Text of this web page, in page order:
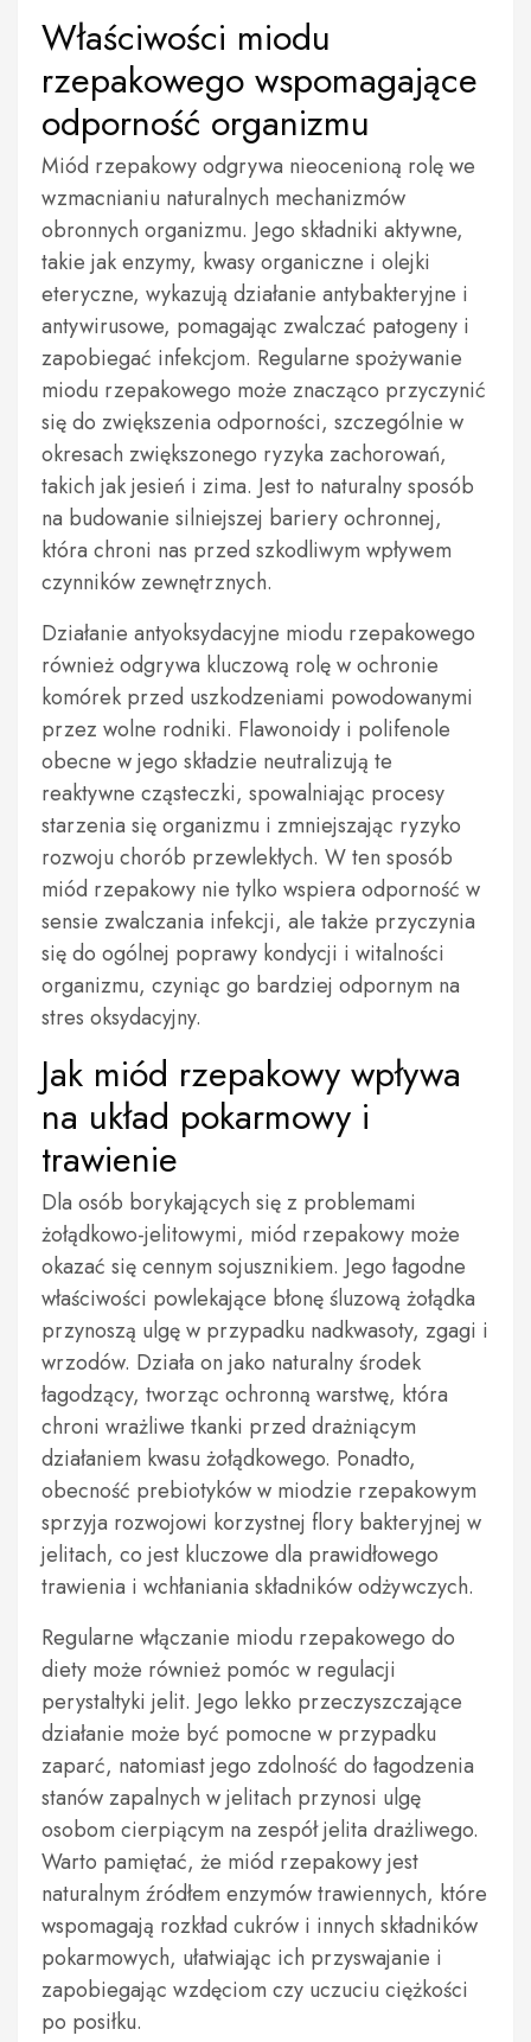
Właściwości miodu
rzepakowego wspomagające
odporność organizmu
Miód rzepakowy odgrywa nieocenioną rolę we
wzmacnianiu naturalnych mechanizmów
obronnych organizmu. Jego składniki aktywne,
takie jak enzymy, kwasy organiczne i olejki
eteryczne, wykazują działanie antybakteryjne i
antywirusowe, pomagając zwalczać patogeny i
zapobiegać infekcjom. Regularne spożywanie
miodu rzepakowego może znacząco przyczynić
się do zwiększenia odporności, szczególnie w
okresach zwiększonego ryzyka zachorowań,
takich jak jesień i zima. Jest to naturalny sposób
na budowanie silniejszej bariery ochronnej,
która chroni nas przed szkodliwym wpływem
czynników zewnętrznych.
Działanie antyoksydacyjne miodu rzepakowego
również odgrywa kluczową rolę w ochronie
komórek przed uszkodzeniami powodowanymi
przez wolne rodniki. Flawonoidy i polifenole
obecne w jego składzie neutralizują te
reaktywne cząsteczki, spowalniając procesy
starzenia się organizmu i zmniejszając ryzyko
rozwoju chorób przewlekłych. W ten sposób
miód rzepakowy nie tylko wspiera odporność w
sensie zwalczania infekcji, ale także przyczynia
się do ogólnej poprawy kondycji i witalności
organizmu, czyniąc go bardziej odpornym na
stres oksydacyjny.
Jak miód rzepakowy wpływa
na układ pokarmowy i
trawienie
Dla osób borykających się z problemami
żołądkowo-jelitowymi, miód rzepakowy może
okazać się cennym sojusznikiem. Jego łagodne
właściwości powlekające błonę śluzową żołądka
przynoszą ulgę w przypadku nadkwasoty, zgagi i
wrzodów. Działa on jako naturalny środek
łagodzący, tworząc ochronną warstwę, która
chroni wrażliwe tkanki przed drażniącym
działaniem kwasu żołądkowego. Ponadto,
obecność prebiotyków w miodzie rzepakowym
sprzyja rozwojowi korzystnej flory bakteryjnej w
jelitach, co jest kluczowe dla prawidłowego
trawienia i wchłaniania składników odżywczych.
Regularne włączanie miodu rzepakowego do
diety może również pomóc w regulacji
perystaltyki jelit. Jego lekko przeczyszczające
działanie może być pomocne w przypadku
zaparć, natomiast jego zdolność do łagodzenia
stanów zapalnych w jelitach przynosi ulgę
osobom cierpiącym na zespół jelita drażliwego.
Warto pamiętać, że miód rzepakowy jest
naturalnym źródłem enzymów trawiennych, które
wspomagają rozkład cukrów i innych składników
pokarmowych, ułatwiając ich przyswajanie i
zapobiegając wzdęciom czy uczuciu ciężkości
po posiłku.